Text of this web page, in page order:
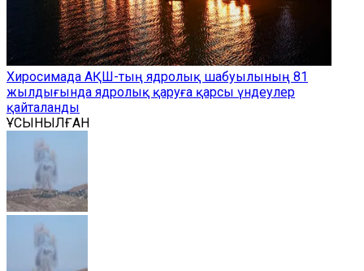
Хиросимада АҚШ-тың ядролық шабуылының 81
жылдығында ядролық қаруға қарсы үндеулер
қайталанды
ҰСЫНЫЛҒАН